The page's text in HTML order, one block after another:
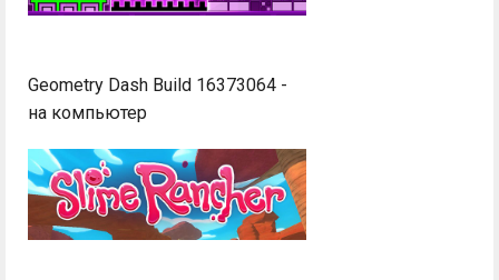
Geometry Dash Build 16373064 -
на компьютер